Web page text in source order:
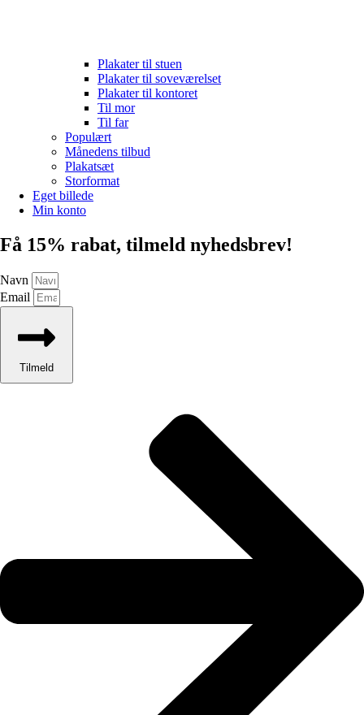
Plakater til stuen
Plakater til soveværelset
Plakater til kontoret
Til mor
Til far
Populært
Månedens tilbud
Plakatsæt
Storformat
Eget billede
Min konto
Få 15% rabat, tilmeld nyhedsbrev!
Navn
Email
Tilmeld